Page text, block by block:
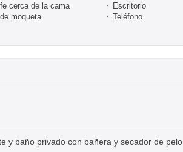
cerca de la cama
Escritorio
moqueta
Teléfono
y baño privado con bañera y secador de pelo.